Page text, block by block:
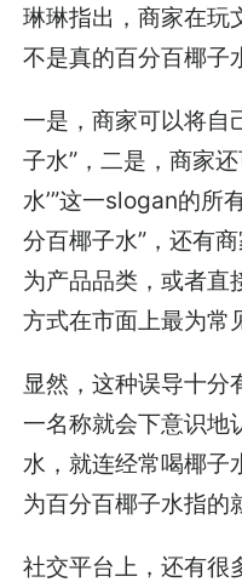
琳琳指出，商家在玩
不是真的百分百椰子
一是，商家可以将自
子水”，二是，商家
水’”这一slogan的所
分百椰子水”，还有
为产品品类，或者直
方式在市面上最为常
显然，这种误导十分
一名称就会下意识地
水，就连经常喝椰子
为百分百椰子水指的
社交平台上，还有很